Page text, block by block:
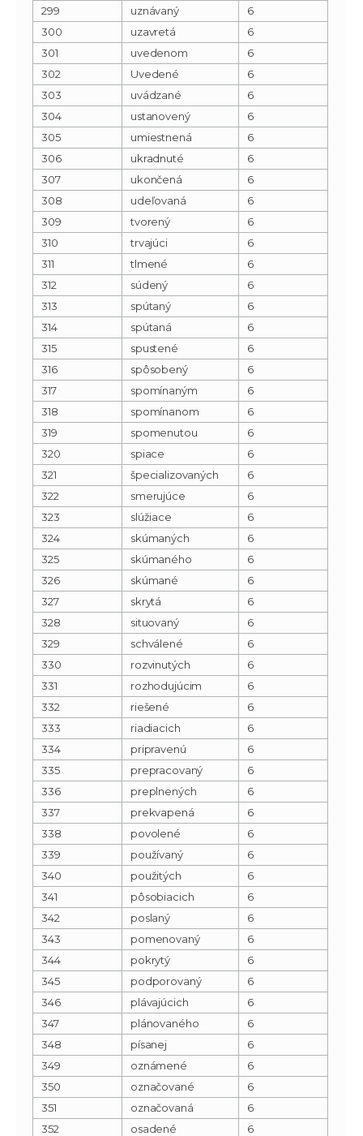
299 uznávaný
6
300
uzavretá
6
301
uvedenom
6
302
Uvedené
6
303
uvádzané
6
304
ustanovený
6
305
umiestnená
6
306
ukradnuté
6
307
ukončená
6
308
udeľovaná
6
309
tvorený
6
310
trvajúci
6
311
tlmené
6
312
súdený
6
313
spútaný
6
314
spútaná
6
315
spustené
6
316
spôsobený
6
317
spomínaným
6
318
spomínanom
6
319
spomenutou
6
320
spiace
6
321
špecializovaných
6
322
smerujúce
6
323
slúžiace
6
324
skúmaných
6
325
skúmaného
6
326
skúmané
6
327
skrytá
6
328
situovaný
6
329
schválené
6
330
rozvinutých
6
331
rozhodujúcim
6
332
riešené
6
333
riadiacich
6
334
pripravenú
6
335
prepracovaný
6
336
preplnených
6
337
prekvapená
6
338
povolené
6
339
používaný
6
340
použitých
6
341
pôsobiacich
6
342
poslaný
6
343
pomenovaný
6
344
pokrytý
6
345
podporovaný
6
346
plávajúcich
6
347
plánovaného
6
348
písanej
6
349
oznámené
6
350
označované
6
351
označovaná
6
352
osadené
6